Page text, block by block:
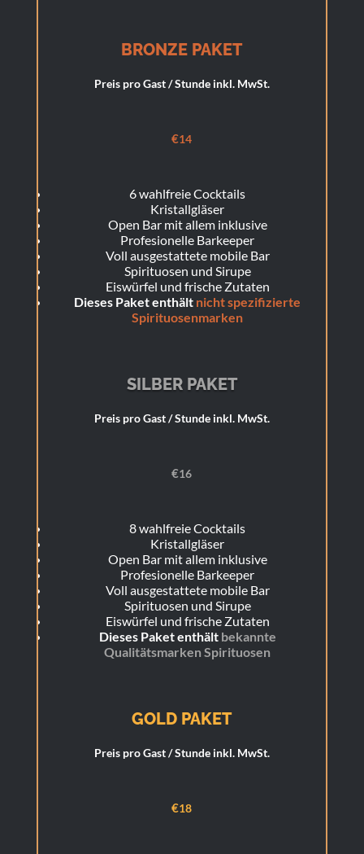
BRONZE PAKET
Preis pro Gast / Stunde inkl. MwSt.
€14
6 wahlfreie Cocktails
Kristallgläser
Open Bar mit allem inklusive
Profesionelle Barkeeper
Voll ausgestattete mobile Bar
Spirituosen und Sirupe
Eiswürfel und frische Zutaten
Dieses Paket enthält nicht spezifizierte
Spirituosenmarken
SILBER PAKET
Preis pro Gast / Stunde inkl. MwSt.
€16
8 wahlfreie Cocktails
Kristallgläser
Open Bar mit allem inklusive
Profesionelle Barkeeper
Voll ausgestattete mobile Bar
Spirituosen und Sirupe
Eiswürfel und frische Zutaten
Dieses Paket enthält bekannte
Qualitätsmarken Spirituosen
GOLD PAKET
Preis pro Gast / Stunde inkl. MwSt.
€18